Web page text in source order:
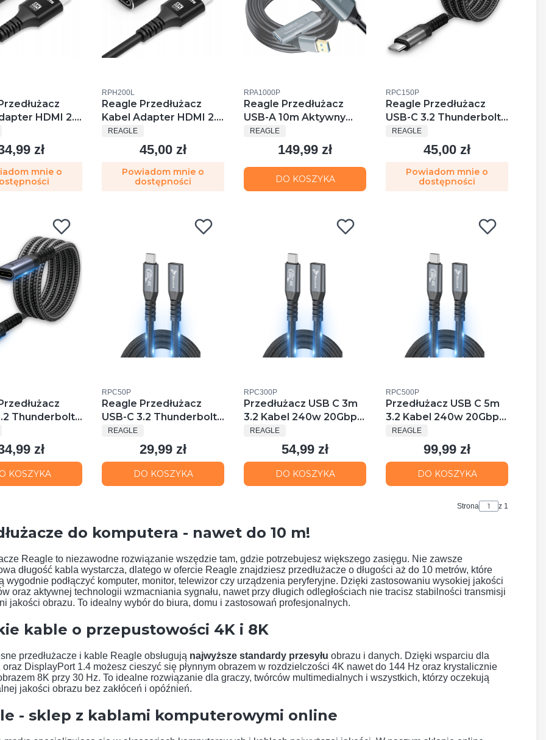
HDMI 2.1
1m
zł
mnie o
Kod produktu
RPH200L
Reagle Przedłużacz
Kabel Adapter HDMI 2.1
4k 144hz 2m
PRODUCENT
REAGLE
Cena
45,00 zł
Powiadom mnie o
dostępności
Kod produktu
RPA1000P
Reagle Przedłużacz
USB-A 10m Aktywny
Kabel USB 3.2 Gen1 5
Gbps + Wzmacniacz
PRODUCENT
REAGLE
Cena
149,99 zł
DO KOSZYKA
Kod produktu
RPC150P
Reagle Przedłużacz
USB-C 3.2 Thunderbolt
100w 4k 60hz Kabel 10
Gb/S 1,5m
PRODUCENT
REAGLE
Cena
45,00 zł
Powiadom mnie o
dostępności
Thunderbolt
60hz Kabel 10
zł
KOSZYKA
Kod produktu
RPC50P
Reagle Przedłużacz
USB-C 3.2 Thunderbolt
240W 4k 60hz Kabel 20
Gb/S 0,5m
PRODUCENT
REAGLE
Cena
29,99 zł
DO KOSZYKA
Kod produktu
RPC300P
Przedłużacz USB C 3m
3.2 Kabel 240w 20Gbps
4k 144hz USB Adapter
Thunderbolt
PRODUCENT
REAGLE
Cena
54,99 zł
DO KOSZYKA
Kod produktu
RPC500P
Przedłużacz USB C 5m
3.2 Kabel 240w 20Gbps
4k 144hz USB Adapter
Thunderbolt
PRODUCENT
REAGLE
Cena
99,99 zł
DO KOSZYKA
Strona z 1
do komputera - nawet do 10 m!
Reagle to niezawodne rozwiązanie wszędzie tam, gdzie potrzebujesz większego zasięgu. Nie zawsze
długość kabla wystarcza, dlatego w ofercie Reagle znajdziesz przedłużacze o długości aż do 10 metrów, które
wygodnie podłączyć komputer, monitor, telewizor czy urządzenia peryferyjne. Dzięki zastosowaniu wysokiej jakości
oraz aktywnej technologii wzmacniania sygnału, nawet przy długich odległościach nie tracisz stabilności transmisji
jakości obrazu. To idealny wybór do biura, domu i zastosowań profesjonalnych.
kable o przepustowości 4K i 8K
przedłużacze i kable Reagle obsługują najwyższe standardy przesyłu obrazu i danych. Dzięki wsparciu dla
oraz DisplayPort 1.4 możesz cieszyć się płynnym obrazem w rozdzielczości 4K nawet do 144 Hz oraz krystalicznie
8K przy 30 Hz. To idealne rozwiązanie dla graczy, twórców multimedialnych i wszystkich, którzy oczekują
jakości obrazu bez zakłóceń i opóźnień.
- sklep z kablami komputerowymi online